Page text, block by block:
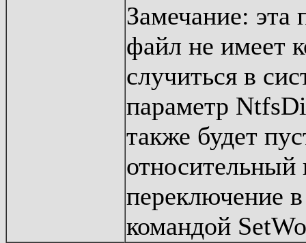
Замечание: эта
файл не имеет
случиться в
параметр
также будет
относительный
переключение
командой